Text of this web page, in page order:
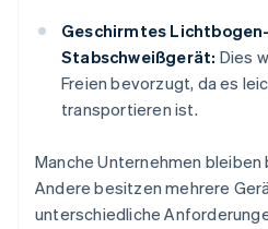
Geschirmtes
Stabschweißgerät: Dies
Freien bevorzugt, da es
transportieren ist.
Manche Unternehmen
Andere besitzen mehrere
unterschiedliche